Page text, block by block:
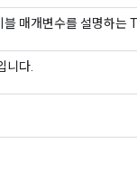
블 매개변수를 설명하
니다.